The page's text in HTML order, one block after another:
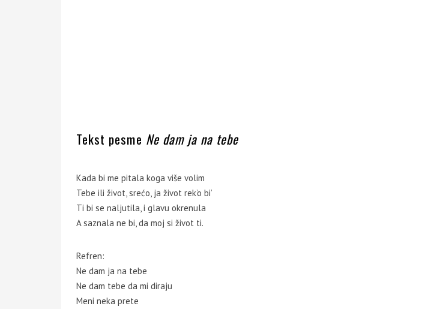
Tekst pesme Ne dam ja na tebe
Kada bi me pitala koga više volim
Tebe ili život, srećo, ja život rek’o bi’
Ti bi se naljutila, i glavu okrenula
A saznala ne bi, da moj si život ti.
Refren:
Ne dam ja na tebe
Ne dam tebe da mi diraju
Meni neka prete